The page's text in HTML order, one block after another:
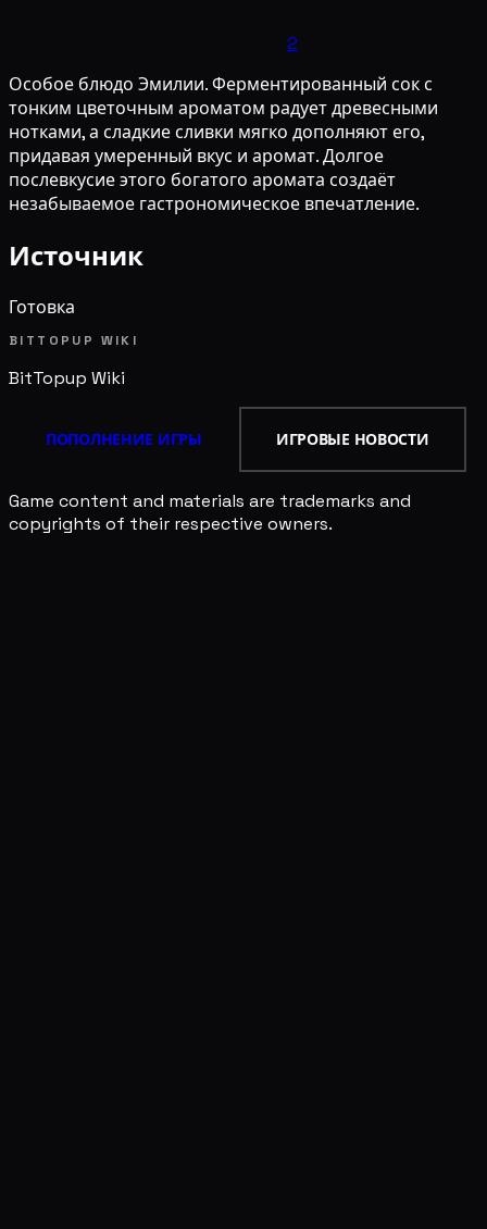
2
Особое блюдо Эмилии. Ферментированный сок с
тонким цветочным ароматом радует древесными
нотками, а сладкие сливки мягко дополняют его,
придавая умеренный вкус и аромат. Долгое
послевкусие этого богатого аромата создаёт
незабываемое гастрономическое впечатление.
Источник
Готовка
BITTOPUP WIKI
BitTopup Wiki
ПОПОЛНЕНИЕ ИГРЫ ИГРОВЫЕ НОВОСТИ
Game content and materials are trademarks and
copyrights of their respective owners.